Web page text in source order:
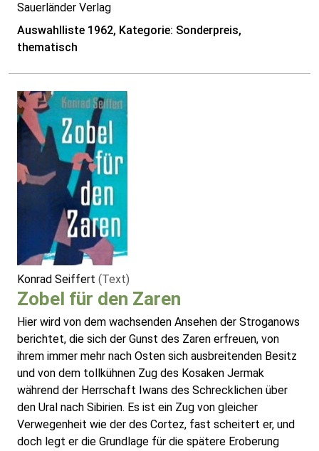
Sauerländer Verlag
Auswahlliste 1962, Kategorie: Sonderpreis,
thematisch
Konrad Seiffert (Text)
Zobel für den Zaren
Hier wird von dem wachsenden Ansehen der Stroganows
berichtet, die sich der Gunst des Zaren erfreuen, von
ihrem immer mehr nach Osten sich ausbreitenden Besitz
und von dem tollkühnen Zug des Kosaken Jermak
während der Herrschaft Iwans des Schrecklichen über
den Ural nach Sibirien. Es ist ein Zug von gleicher
Verwegenheit wie der des Cortez, fast scheitert er, und
doch legt er die Grundlage für die spätere Eroberung